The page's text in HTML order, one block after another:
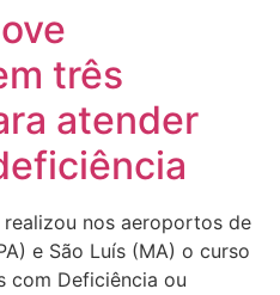
três
atender
nos aeroportos de
e São Luís (MA) o curso
com Deficiência ou